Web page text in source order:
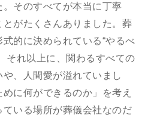
そのすべてが本当に丁寧
がたくさんありました。葬
的に決められている“やるべ
それ以上に、関わるすべての
、⼈間愛が溢れていまし
に何ができるのか」を考え
いる場所が葬儀会社なのだ